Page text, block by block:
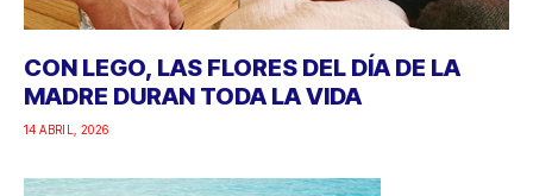
CON LEGO, LAS FLORES DEL DÍA DE LA
MADRE DURAN TODA LA VIDA
14 ABRIL, 2026